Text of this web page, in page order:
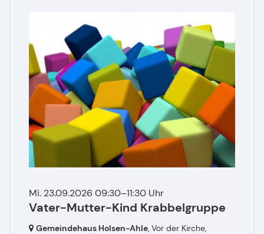
Mi. 23.09.2026 09:30–11:30 Uhr
Vater-Mutter-Kind Krabbelgruppe
Gemeindehaus Holsen-Ahle , Vor der Kirche,